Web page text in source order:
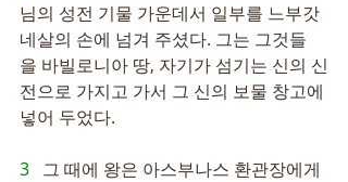
님의 성전 기물 가운데서 일부를 느부갓
네살의 손에 넘겨 주셨다. 그는 그것들
을 바빌로니아 땅, 자기가 섬기는 신의 신
전으로 가지고 가서 그 신의 보물 창고에
넣어 두었다.
3 그 때에 왕은 아스부나스 환관장에게